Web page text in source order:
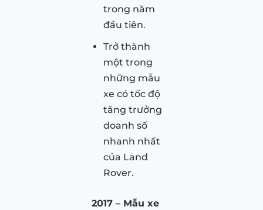
trong năm
đầu tiên.
Trở thành
một trong
những mẫu
xe có tốc độ
tăng trưởng
doanh số
nhanh nhất
của Land
Rover.
2017 – Mẫu xe